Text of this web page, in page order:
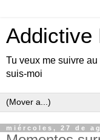
Addictive
Tu veux me suivre
suis-moi
miércoles, 27 de